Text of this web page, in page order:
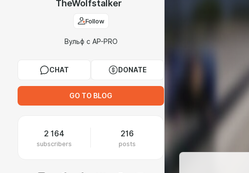
TheWolfstalker
Follow
Вульф с AP-PRO
CHAT DONATE
GO TO BLOG
2 164
subscribers
216
posts